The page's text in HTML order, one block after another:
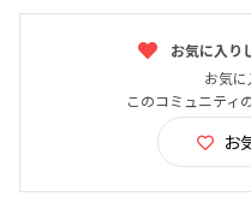
お気に入り
お気に
このコミュニティ
お